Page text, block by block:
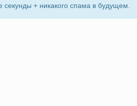
секунды + никакого спама в будущем.